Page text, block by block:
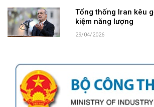
Tổng thống Iran kêu
kiệm năng lượng
29/04/2026